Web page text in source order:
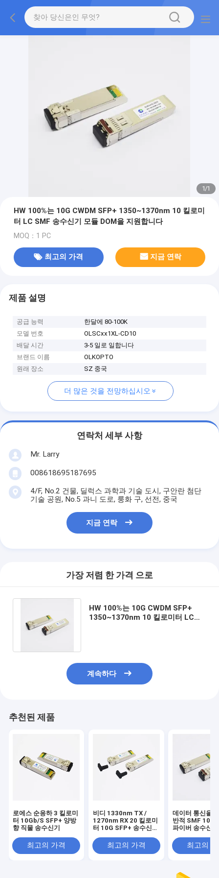
1/1
HW 100%는 10G CWDM SFP+ 1350~1370nm 10 킬로미
터 LC SMF 송수신기 모듈 DOM을 지원합니다
MOQ：1 PC
최고의 가격 지금 연락
제품 설명
공급 능력
한달에 80-100K
모델 번호
OLSCxx1XL-CD10
배달 시간
3-5 일로 일합니다
브랜드 이름
OLKOPTO
원래 장소
SZ 중국
더 많은 것을 전망하십시오
연락처 세부 사항
Mr. Larry
008618695187695
4/F, No.2 건물, 딜럭스 과학과 기술 도시, 구안란 첨단
기술 공원, No.5 과니 도로, 룽화 구, 선전, 중국
지금 연락
가장 저렴 한 가격 으로
HW 100%는 10G CWDM SFP+
1350~1370nm 10 킬로미터 LC
계속하다
추천된 제품
로에스 순응하 3 킬로미
터 10Gb/S SFP+ 양방
향 직물 송수신기
최고의 가격
비디 1330nm TX /
1270nm RX 20 킬로미
터 10G SFP+ 송수신기
최고의 가격
데이터 통신을
반적 SMF 10G
파이버 송수신기
최고의